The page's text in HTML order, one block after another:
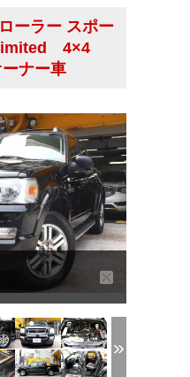
ーラー スポー
4×4
ナー車